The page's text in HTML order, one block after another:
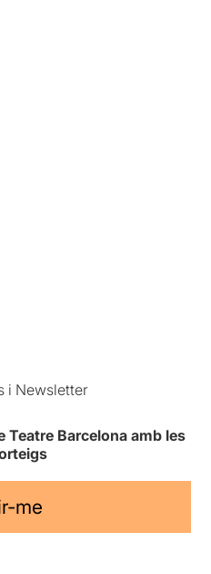
i Newsletter
Teatre Barcelona amb les
me